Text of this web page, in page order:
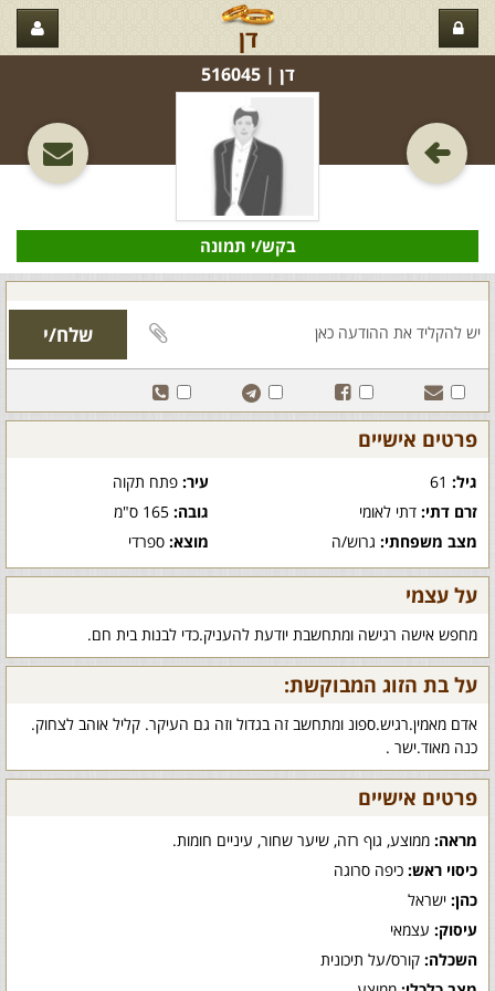
דן
דן‏ | 516045
בקש/י תמונה
פרטים אישיים
גיל: עיר:פתח תקוה
זרם דתי: דתי לאומי גובה:165 ס"מ
מצב משפחתי: גרוש/ה מוצא:ספרדי
על עצמי
מחפש אישה רגישה ומתחשבת יודעת להעניק.כדי לבנות בית חם.
על בת הזוג המבוקשת:
אדם מאמין.רגיש.ספונ ומתחשב זה בגדול וזה גם העיקר. קליל אוהב לצחוק.
כנה מאוד.ישר .
פרטים אישיים
מראה: ממוצע, גוף רזה, שיער שחור, עיניים חומות.
כיסוי ראש: כיפה סרוגה
כהן: ישראל
עיסוק: עצמאי
השכלה: קורס/על תיכונית